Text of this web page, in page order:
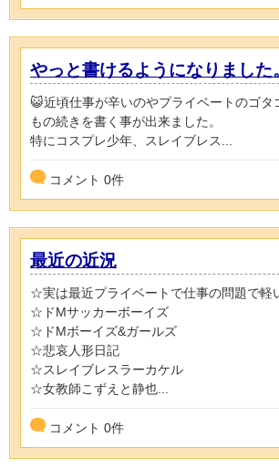
やっと書けるようになりました
😺近頃仕事が辛いのやプライベートのゴ
もの続きを書く事が出来ました。
特にコスプレ少年、スレイブレス...
コメント 0件
最近の近況
☆実は最近プライベートで仕事の問題で軽
☆ドMサッカーボーイズ
☆ドMボーイズ&ガールズ
☆悲哀人形日記
☆スレイブレスラーカケル
☆女教師こずえと静也...
コメント 0件